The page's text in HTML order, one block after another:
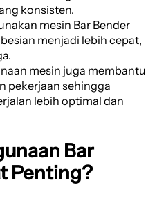
konsisten.
mesin Bar Bender
menjadi lebih cepat,
mesin juga membantu
pekerjaan sehingga
lebih optimal dan
Bar
Penting?